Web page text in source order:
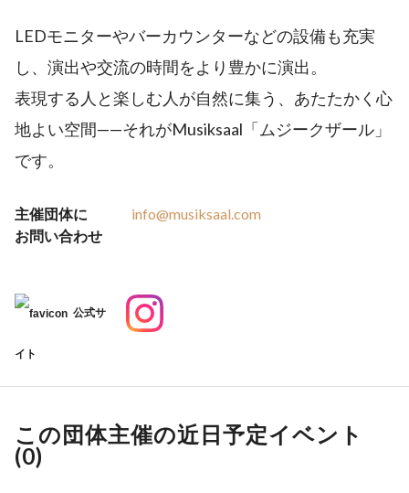
LEDモニターやバーカウンターなどの設備も充実
し、演出や交流の時間をより豊かに演出。
表現する人と楽しむ人が自然に集う、あたたかく心
地よい空間——それがMusiksaal「ムジークザール」
です。
主催団体に
お問い合わせ
info@musiksaal.com
公式サ
イト
この団体主催の近日予定イベント
(0)